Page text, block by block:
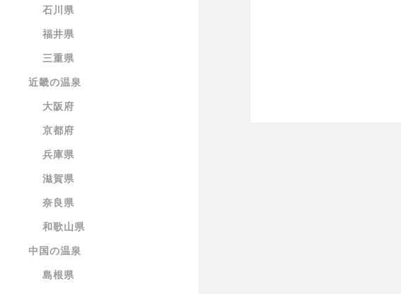
石川県
福井県
三重県
近畿の温泉
大阪府
京都府
兵庫県
滋賀県
奈良県
和歌山県
中国の温泉
島根県